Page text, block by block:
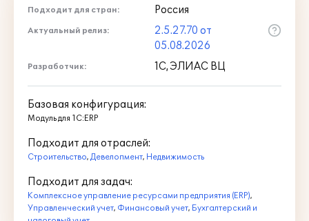
сразу в транзакции проведения
документов. Данный режим исключает
необходимость запуска регламентных
и фоновых заданий по
распределению взаиморасчетов;
Автоматическое распределение
платежей по периодам аренды;
Возможность ограничения срока
соглашение" – до указанной даты. По
окончании этого срока
условия договора аренды, которые
действовали на дату,
Подходит для стран: Россия
Актуальный релиз:
2.5.27.70 от
05.08.2026
Разработчик: 1С, ЭЛИАС ВЦ
Базовая конфигурация:
Модуль для 1С:ERP
Подходит для отраслей:
Строительство, Девелопмент, Недвижимость
Подходит для задач:
Комплексное управление ресурсами предприятия (ERP),
Управленческий учет, Финансовый учет, Бухгалтерский и